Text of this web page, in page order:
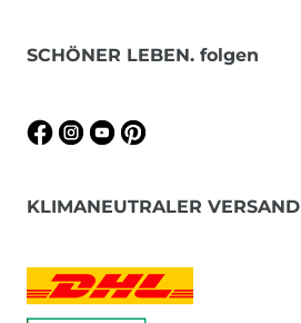
SCHÖNER LEBEN. folgen
KLIMANEUTRALER VERSAND